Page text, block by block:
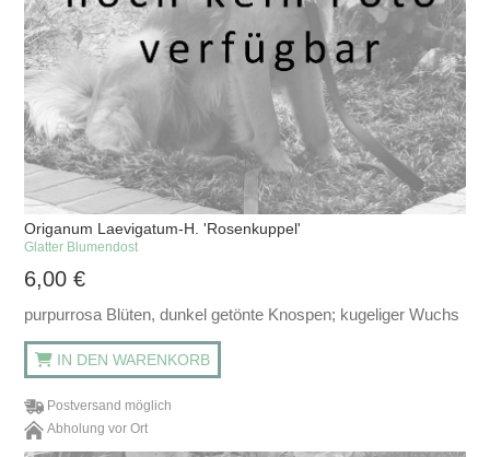
Origanum Laevigatum-H. 'Rosenkuppel'
Glatter Blumendost
6,00€
purpurrosa Blüten, dunkel getönte Knospen; kugeliger Wuchs
IN DEN WARENKORB
Postversand möglich
Abholung vor Ort